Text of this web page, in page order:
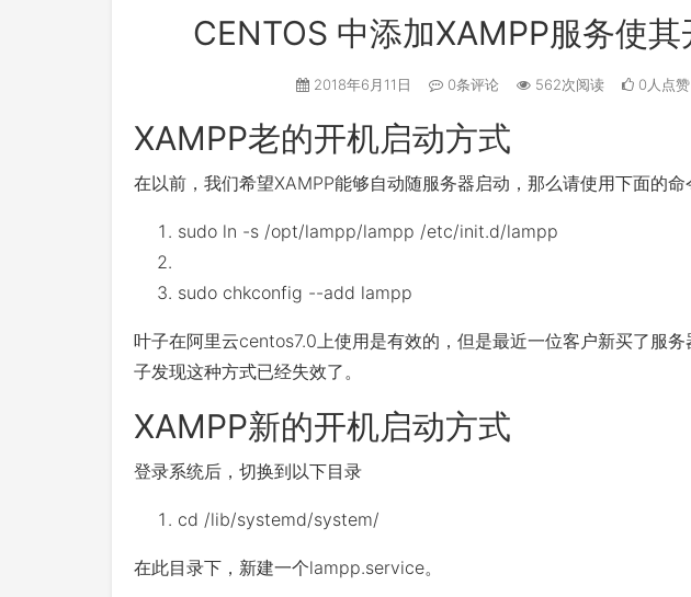
CENTOS 中添加XAMPP服务使
2018年6月11日 0条评论 562次阅读 0人点赞
XAMPP老的开机启动方式
在以前，我们希望XAMPP能够自动随服务器启动，那么请使用下面的命
sudo ln -s /opt/lampp/lampp /etc/init.d/lampp
sudo chkconfig --add lampp
叶子在阿里云centos7.0上使用是有效的，但是最近一位客户新买了服
子发现这种方式已经失效了。
XAMPP新的开机启动方式
登录系统后，切换到以下目录
cd /lib/systemd/system/
在此目录下，新建一个lampp.service。